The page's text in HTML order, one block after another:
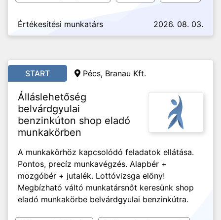
Értékesítési munkatárs 2026. 08. 03.
START Pécs, Branau Kft.
Álláslehetőség
belvárdgyulai
benzinkúton shop eladó
munkakörben
A munkakörhöz kapcsolódó feladatok ellátása.
Pontos, precíz munkavégzés. Alapbér +
mozgóbér + jutalék. Lottóvizsga előny!
Megbízható váltó munkatársnőt keresünk shop
eladó munkakörbe belvárdgyulai benzinkútra.